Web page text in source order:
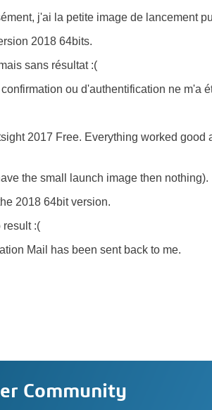
j'ai la petite image de lancement
2018 64bits.
sans résultat :(
ou d'authentification ne m'a
2017 Free. Everything worked good
the small launch image then nothing).
2018 64bit version.
result :(
Mail has been sent back to me.
Community